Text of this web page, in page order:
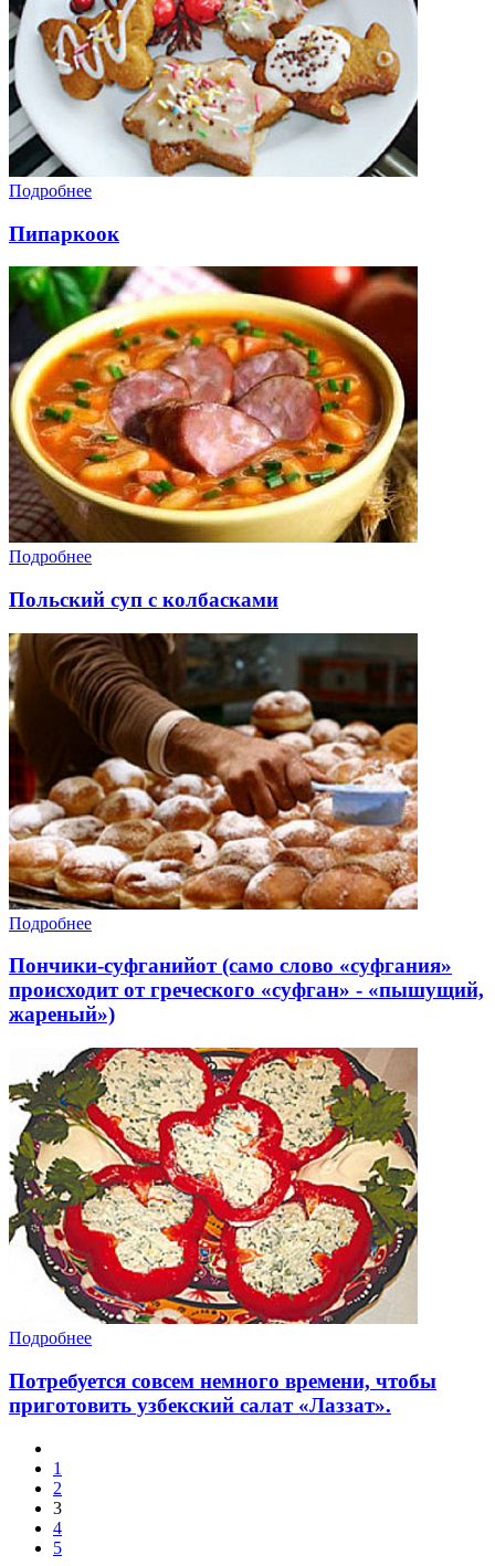
Подробнее
Пипаркоок
Подробнее
Польский суп с колбасками
Подробнее
Пончики-суфганийот (само слово «суфгания»
происходит от греческого «суфган» - «пышущий,
жареный»)
Подробнее
Потребуется совсем немного времени, чтобы
приготовить узбекский салат «Лаззат».
1
2
3
4
5